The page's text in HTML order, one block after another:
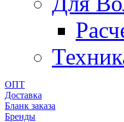
ОПТ
Доставка
Бланк заказа
Бренды